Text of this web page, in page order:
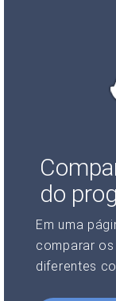
do
Em uma
comparar
diferentes